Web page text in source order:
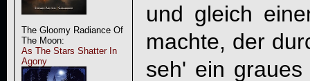
The Gloomy Radiance Of
The Moon:
As The Stars Shatter In
Agony
und gleich
machte, der
seh' ein